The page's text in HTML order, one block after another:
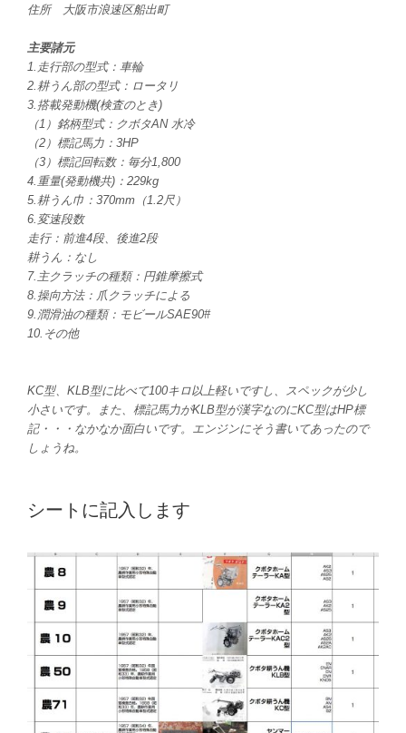
住所 大阪市浪速区船出町
主要諸元
1.走行部の型式：車輪
2.耕うん部の型式：ロータリ
3.搭載発動機(検査のとき)
（1）銘柄型式：クボタAN 水冷
（2）標記馬力：3HP
（3）標記回転数：毎分1,800
4.重量(発動機共)：229kg
5.耕うん巾：370mm（1.2尺）
6.変速段数
走行：前進4段、後進2段
耕うん：なし
7.主クラッチの種類：円錐摩擦式
8.操向方法：爪クラッチによる
9.潤滑油の種類：モビールSAE90#
10.その他
KC型、KLB型に比べて100キロ以上軽いですし、スペックが少し
小さいです。また、標記馬力がKLB型が漢字なのにKC型はHP標
記・・・なかなか面白いです。エンジンにそう書いてあったので
しょうね。
シートに記入します